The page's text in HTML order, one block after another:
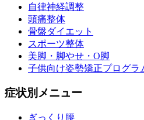
自律神経調整
頭痛整体
骨盤ダイエット
スポーツ整体
美脚・脚やせ・O脚
子供向け姿勢矯正プログラ
症状別メニュー
ぎっくり腰